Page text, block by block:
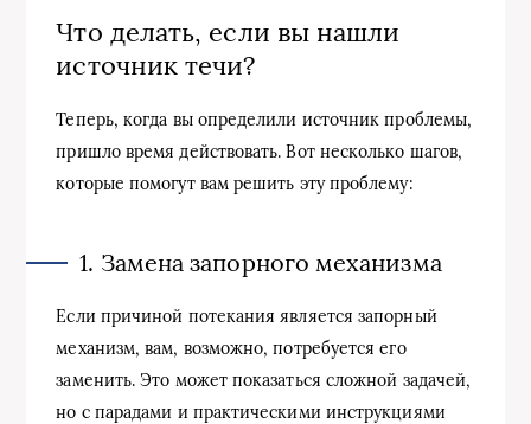
Что делать, если вы нашли
источник течи?
Теперь, когда вы определили источник проблемы,
пришло время действовать. Вот несколько шагов,
которые помогут вам решить эту проблему:
1. Замена запорного механизма
Если причиной потекания является запорный
механизм, вам, возможно, потребуется его
заменить. Это может показаться сложной задачей,
но с парадами и практическими инструкциями